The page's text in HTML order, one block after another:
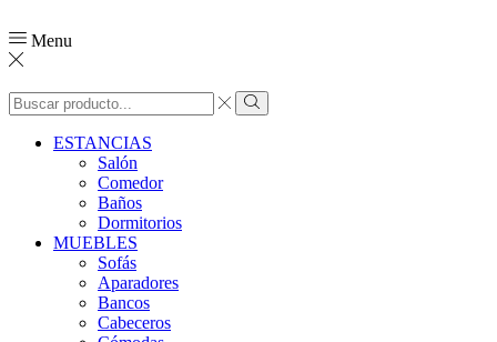
Menu
Search
input
Search
ESTANCIAS
Salón
Comedor
Baños
Dormitorios
MUEBLES
Sofás
Aparadores
Bancos
Cabeceros